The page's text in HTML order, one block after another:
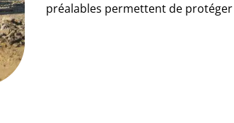
préalables permettent de